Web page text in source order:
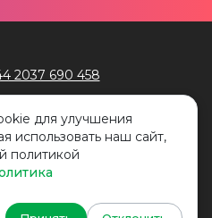
2037 690 458
для улучшения
использовать наш сайт,
политикой